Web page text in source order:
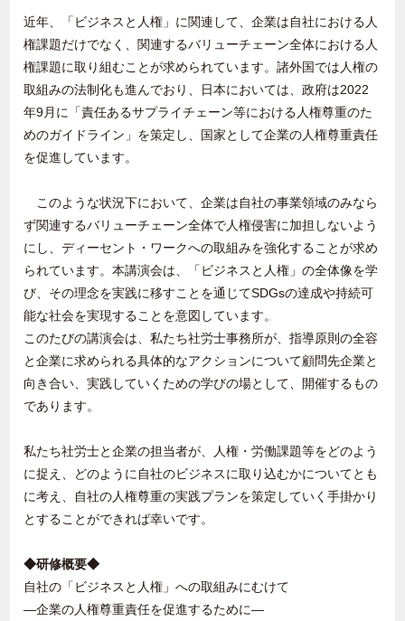
近年、「ビジネスと人権」に関連して、企業は自社における人
権課題だけでなく、関連するバリューチェーン全体における人
権課題に取り組むことが求められています。諸外国では人権の
取組みの法制化も進んでおり、日本においては、政府は2022
年9月に「責任あるサプライチェーン等における人権尊重のた
めのガイドライン」を策定し、国家として企業の人権尊重責任
を促進しています。
このような状況下において、企業は自社の事業領域のみなら
ず関連するバリューチェーン全体で人権侵害に加担しないよう
にし、ディーセント・ワークへの取組みを強化することが求め
られています。本講演会は、「ビジネスと人権」の全体像を学
び、その理念を実践に移すことを通じてSDGsの達成や持続可
能な社会を実現することを意図しています。
このたびの講演会は、私たち社労士事務所が、指導原則の全容
と企業に求められる具体的なアクションについて顧問先企業と
向き合い、実践していくための学びの場として、開催するもの
であります。
私たち社労士と企業の担当者が、人権・労働課題等をどのよう
に捉え、どのように自社のビジネスに取り込むかについてとも
に考え、自社の人権尊重の実践プランを策定していく手掛かり
とすることができれば幸いです。
◆研修概要◆
自社の「ビジネスと人権」への取組みにむけて
―企業の人権尊重責任を促進するために―